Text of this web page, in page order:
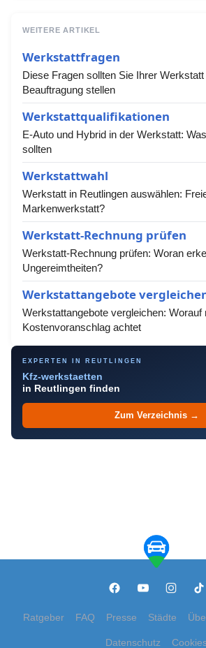
WEITERE ARTIKEL
Werkstattfragen
Diese Fragen sollten Sie Ihrer
Beauftragung stellen
Werkstattqualifikationen
E-Auto und Hybrid in der Werkstatt:
sollten
Werkstattwahl
Werkstatt in Reutlingen auswählen:
Markenwerkstatt?
Werkstatt-Rechnung prüfen
Werkstatt-Rechnung prüfen: Woran
Ungereimtheiten?
Werkstattangebote
Werkstattangebote vergleichen: Worauf
Kostenvoranschlag achtet
EXPERTEN IN REUTLINGEN
Kfz-werkstaetten
in Reutlingen finden
Zum Verzeichnis →
Ratgeber FAQ Presse Städte
Datenschutz